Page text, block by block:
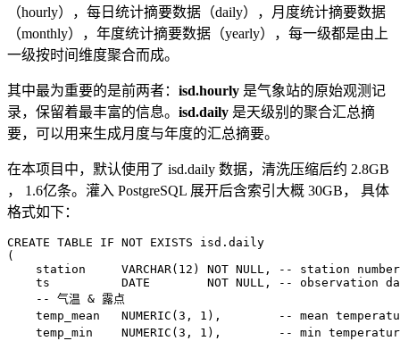
（hourly），每日统计摘要数据（daily），月度统计摘要数据
（monthly），年度统计摘要数据（yearly），每一级都是由上
一级按时间维度聚合而成。
其中最为重要的是前两者： isd.hourly 是气象站的原始观测记
录，保留着最丰富的信息。 isd.daily 是天级别的聚合汇总摘
要，可以用来生成月度与年度的汇总摘要。
在本项目中，默认使用了 isd.daily 数据，清洗压缩后约 2.8GB
， 1.6亿条。灌入 PostgreSQL 展开后含索引大概 30GB， 具体
格式如下：
CREATE TABLE IF NOT EXISTS isd . daily
(
station
VARCHAR( 12 ) NOT NULL ,
ts
DATE NOT NULL ,
temp_mean
NUMERIC ( 3 , 1 ),
temp_min
NUMERIC ( 3 , 1 ),